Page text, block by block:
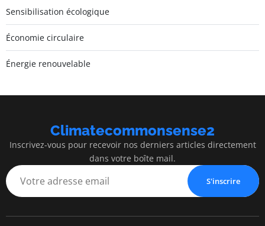
Sensibilisation écologique
Économie circulaire
Énergie renouvelable
Climatecommonsense2
Inscrivez-vous pour recevoir nos derniers articles directement
dans votre boîte mail.
S'inscrire